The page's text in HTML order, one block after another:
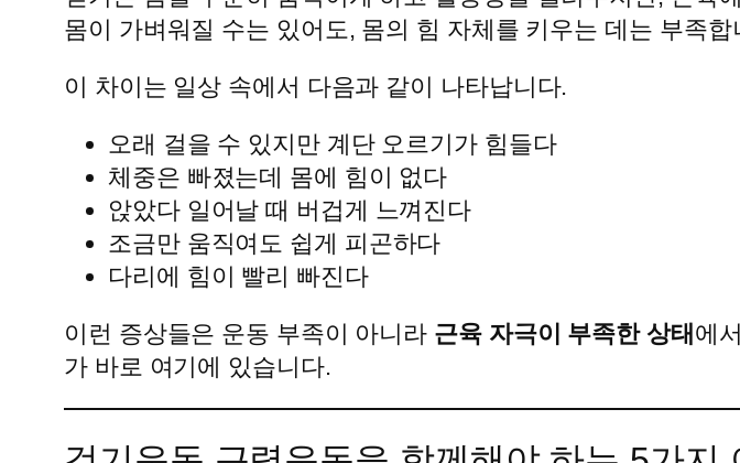
몸이 가벼워질 수는 있어도, 몸의 힘 자체를 키우는 데는 부족합
이 차이는 일상 속에서 다음과 같이 나타납니다.
오래 걸을 수 있지만 계단 오르기가 힘들다
체중은 빠졌는데 몸에 힘이 없다
앉았다 일어날 때 버겁게 느껴진다
조금만 움직여도 쉽게 피곤하다
다리에 힘이 빨리 빠진다
이런 증상들은 운동 부족이 아니라 근육 자극이 부족한 상태 에
가 바로 여기에 있습니다.